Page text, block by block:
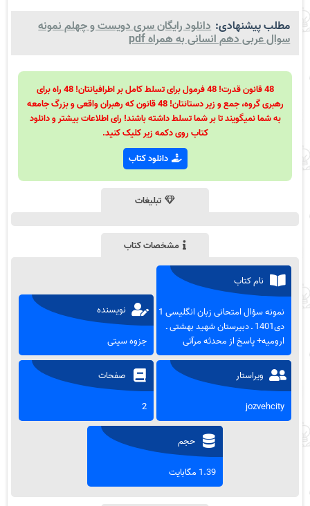
مطلب پیشنهادی: دانلود رایگان سری دویست و چهلم نمونه
سوال عربی دهم انسانی به همراه pdf
48 قانون قدرت! 48 فرمول برای تسلط کامل بر اطرافیانتان! 48 راه برای
رهبری گروه، جمع و زیر دستانتان! 48 قانون که رهبران واقعی و بزرگ جامعه
به شما نمیگویند تا بر شما تسلط داشته باشند! رای اطلاعات بیشتر و دانلود
کتاب روی دکمه زیر کلیک کنید.
دانلود کتاب
تبلیغات
مشخصات کتاب
نام کتاب
نمونه سؤال امتحانی زبان انگلیسی 1
دی1401 ـ دبیرستان شهید بهشتی ـ
ارومیه+ پاسخ از محدثه مرآتی
نویسنده
جزوه سیتی
ویراستار
jozvehcity
صفحات
2
حجم
1.39 مگابایت